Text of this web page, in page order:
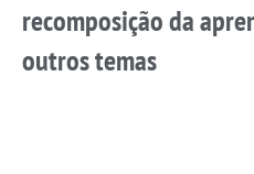
recomposição da
outros temas